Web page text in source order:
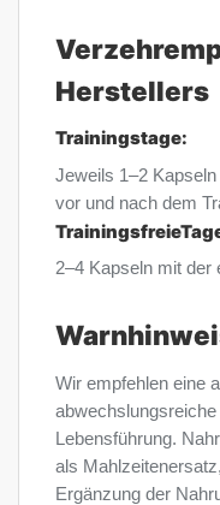
Herstellers
Trainingstage:
Jeweils 1–2
vor und nach dem
2–4 Kapseln mit der
Wir empfehlen eine
Lebensführung.
als
Ergänzung der